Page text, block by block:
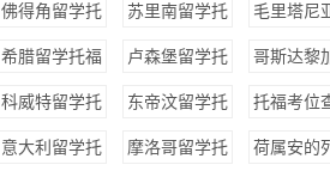
佛得角留学托
苏里南留学托
毛里塔尼
希腊留学托福
卢森堡留学托
哥斯达黎
科威特留学托
东帝汶留学托
托福考位
意大利留学托
摩洛哥留学托
荷属安的